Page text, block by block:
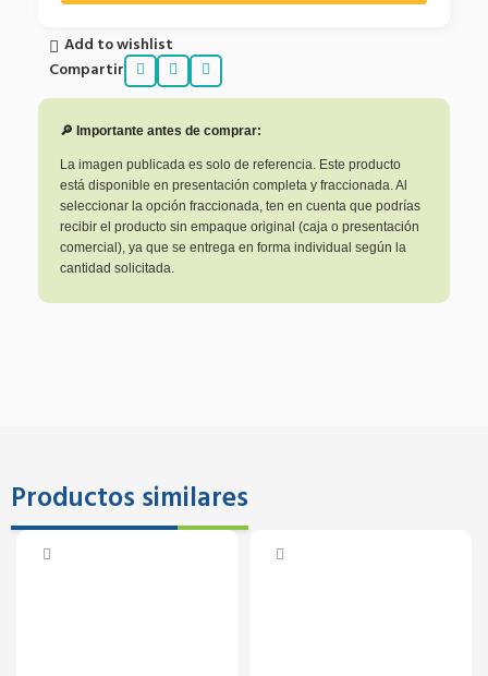
Add to wishlist
Compartir
🔎 Importante antes de comprar:
La imagen publicada es solo de referencia. Este producto
está disponible en presentación completa y fraccionada. Al
seleccionar la opción fraccionada, ten en cuenta que podrías
recibir el producto sin empaque original (caja o presentación
comercial), ya que se entrega en forma individual según la
cantidad solicitada.
Productos similares